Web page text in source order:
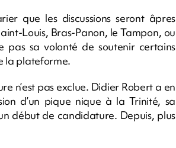
que les discussions seront âpres
Louis, Bras-Panon, le Tampon, ou
pas sa volonté de soutenir certains
la plateforme.
n’est pas exclue. Didier Robert a en
d’un pique nique à la Trinité, sa
début de candidature. Depuis, plus